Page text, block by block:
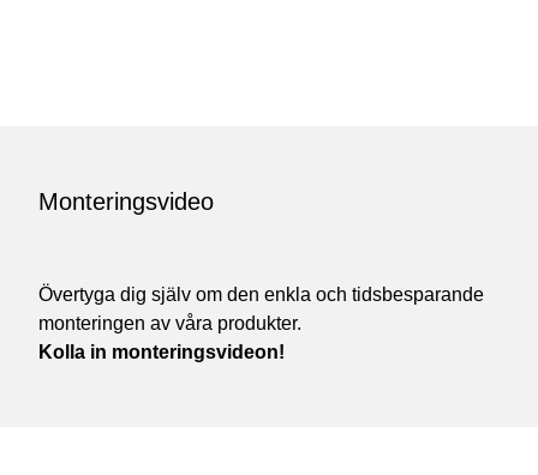
Monteringsvideo
Övertyga dig själv om den enkla och tidsbesparande
monteringen av våra produkter.
Kolla in monteringsvideon!